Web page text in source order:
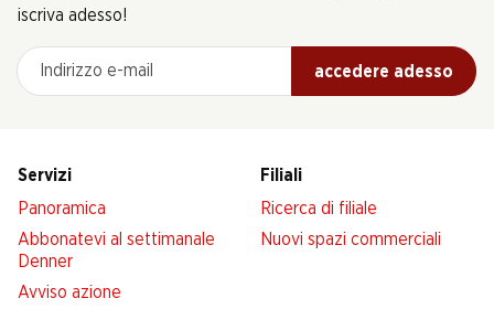
iscriva adesso!
Indirizzo e-mail
accedere adesso
Servizi
Panoramica
Abbonatevi al settimanale
Denner
Avviso azione
Filiali
Ricerca di filiale
Nuovi spazi commerciali